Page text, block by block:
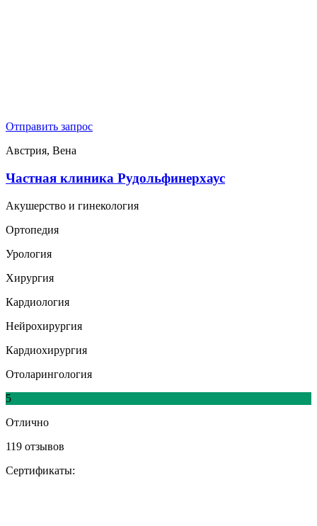
Отправить запрос
Австрия, Вена
Частная клиника Рудольфинерхаус
Акушерство и гинекология
Ортопедия
Урология
Хирургия
Кардиология
Нейрохирургия
Кардиохирургия
Отоларингология
5
Отлично
119 отзывов
Сертификаты: